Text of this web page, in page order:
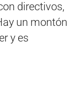
directivos,
un montón
y es